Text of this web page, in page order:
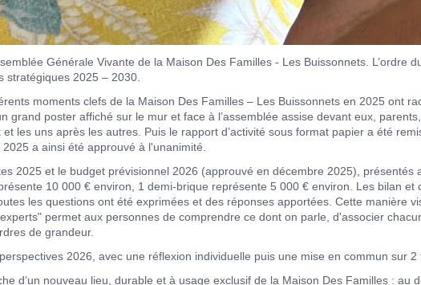
Générale Vivante de la Maison Des Familles - Les Buissonnets. L’ordre
stratégiques 2025 – 2030.
moments clefs de la Maison Des Familles – Les Buissonnets en 2025 ont
grand poster affiché sur le mur et face à l’assemblée assise devant eux,
les uns après les autres. Puis le rapport d’activité sous format papier a été
a ainsi été approuvé à l'unanimité.
2025 et le budget prévisionnel 2026 (approuvé en décembre 2025),
10 000 € environ, 1 demi-brique représente 5 000 € environ. Les bilan
les questions ont été exprimées et des réponses apportées. Cette manière
permet aux personnes de comprendre ce dont on parle, d'associer
de grandeur.
2026, avec une réflexion individuelle puis une mise en commun sur 2
d’un nouveau lieu, durable et à usage exclusif de la Maison Des Familles : au